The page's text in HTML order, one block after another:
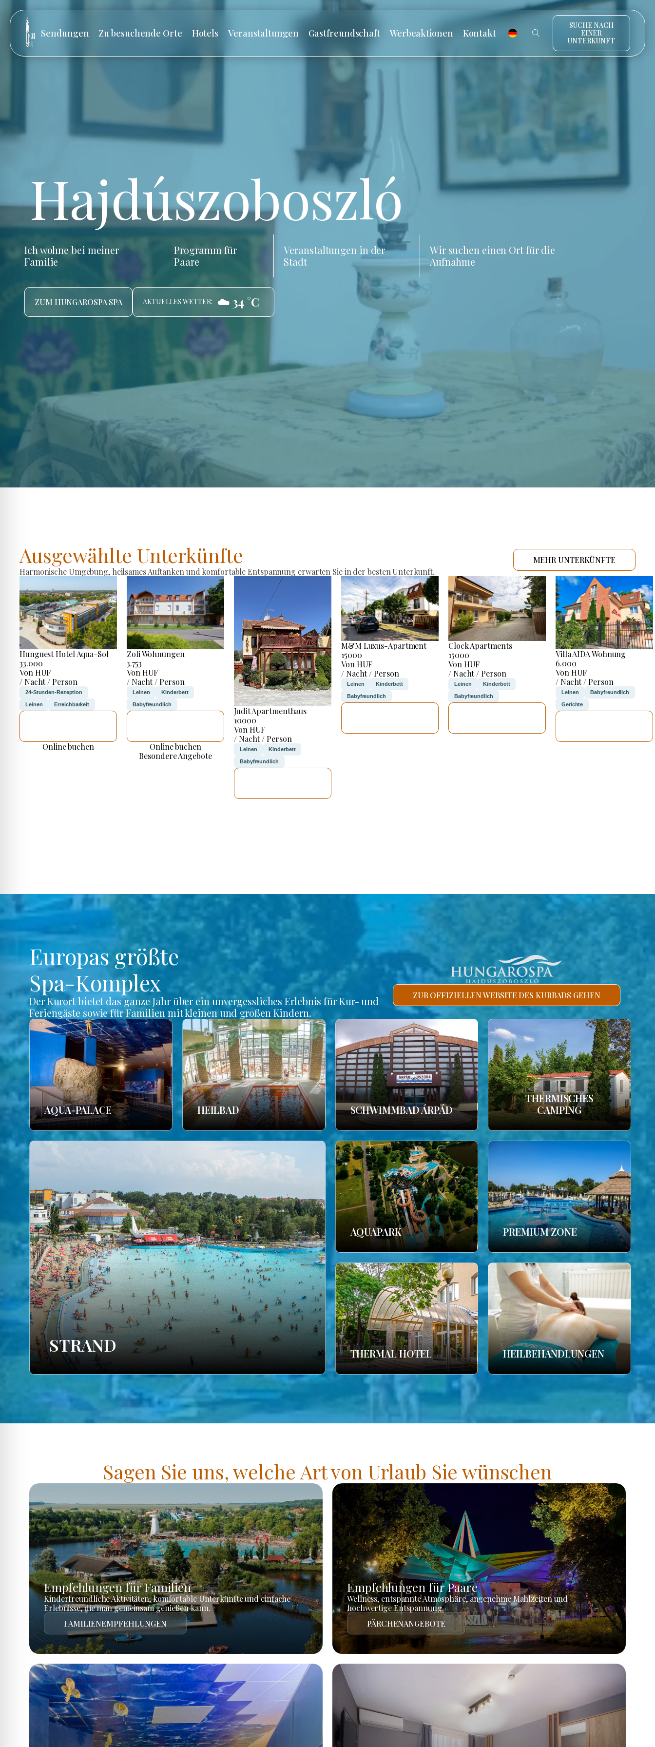
Sendungen Zu besuchende Orte Hotels Veranstaltungen Gastfreundschaft Werbeaktionen Kontakt
SUCHE NACH
EINER
UNTERKUNFT
Hajdúszoboszló
Ich wohne bei meiner
Familie
Programm für
Paare
Veranstaltungen in der
Stadt
Wir suchen einen Ort für die
Aufnahme
ZUM HUNGAROSPA SPA AKTUELLES WETTER: ☁️ 34 °C
Ausgewählte Unterkünfte
Harmonische Umgebung, heilsames Auftanken und komfortable Entspannung erwarten Sie in der besten Unterkunft.
MEHR UNTERKÜNFTE
Hunguest Hotel Aqua-Sol
33.000
Von HUF
/ Nacht / Person
24-Stunden-Rezeption
Leinen Erreichbarkeit
Online buchen
Zoli Wohnungen
3.753
Von HUF
/ Nacht / Person
Leinen Kinderbett
Babyfreundlich
Online buchen
Besondere Angebote
Judit Apartmenthaus
10000
Von HUF
/ Nacht / Person
Leinen Kinderbett
Babyfreundlich
M&M Luxus-Apartment
15000
Von HUF
/ Nacht / Person
Leinen Kinderbett
Babyfreundlich
Clock Apartments
15000
Von HUF
/ Nacht / Person
Leinen Kinderbett
Babyfreundlich
Villa AIDA Wohnung
6.000
Von HUF
/ Nacht / Person
Leinen Babyfreundlich
Gerichte
Europas größte
Spa-Komplex
Der Kurort bietet das ganze Jahr über ein unvergessliches Erlebnis für Kur- und
Feriengäste sowie für Familien mit kleinen und großen Kindern.
ZUR OFFIZIELLEN WEBSITE DES KURBADS GEHEN
AQUA-PALACE HEILBAD SCHWIMMBAD ÁRPÁD
THERMISCHES
CAMPING
STRAND
AQUAPARK PREMIUM ZONE
THERMAL HOTEL HEILBEHANDLUNGEN
Sagen Sie uns, welche Art von Urlaub Sie wünschen
Empfehlungen für Familien
Kinderfreundliche Aktivitäten, komfortable Unterkünfte und einfache
Erlebnisse, die man gemeinsam genießen kann.
FAMILIENEMPFEHLUNGEN
Empfehlungen für Paare
Wellness, entspannte Atmosphäre, angenehme Mahlzeiten und
hochwertige Entspannung.
PÄRCHENANGEBOTE